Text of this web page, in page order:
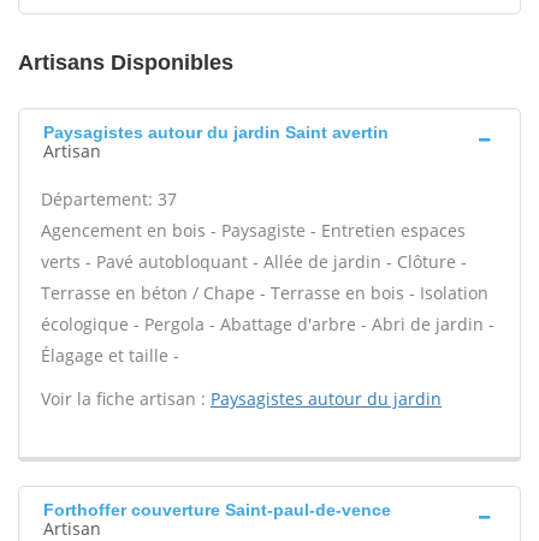
Artisans Disponibles
Paysagistes autour du jardin Saint avertin
Artisan
Département: 37
Agencement en bois - Paysagiste - Entretien espaces
verts - Pavé autobloquant - Allée de jardin - Clôture -
Terrasse en béton / Chape - Terrasse en bois - Isolation
écologique - Pergola - Abattage d'arbre - Abri de jardin -
Élagage et taille -
Voir la fiche artisan : Paysagistes autour du jardin
Forthoffer couverture Saint-paul-de-vence
Artisan